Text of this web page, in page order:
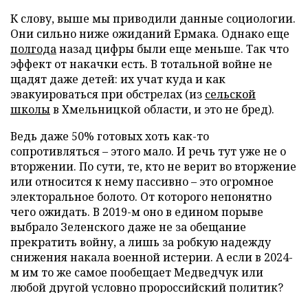
К слову, выше мы приводили данные социологии.
Они сильно ниже ожиданий Ермака. Однако еще
полгоданазад цифры были еще меньше. Так что
эффект от накачки есть. В тотальной войне не
щадят даже детей: их учат куда и как
эвакуироваться при обстрелах (из сельской
школыв Хмельницкой области, и это не бред).
Ведь даже 50% готовых хоть как-то
сопротивляться – этого мало. И речь тут уже не о
вторжении. По сути, те, кто не верит во вторжение
или относится к нему пассивно – это огромное
электоральное болото. От которого непонятно
чего ожидать. В 2019-м оно в едином порыве
выбрало Зеленского даже не за обещание
прекратить войну, а лишь за робкую надежду
снижения накала военной истерии. А если в 2024-
м им то же самое пообещает Медведчук или
любой другой условно пророссийский политик?